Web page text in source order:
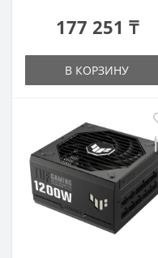
177 251 ₸
В КОРЗИНУ